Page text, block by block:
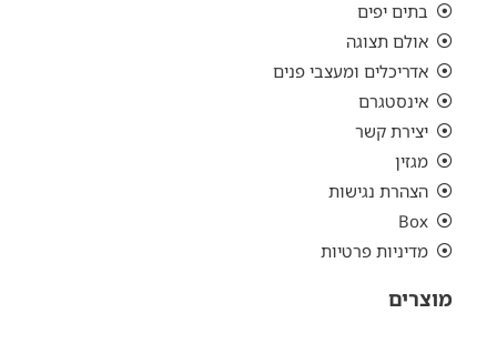
בתים יפים
אולם תצוגה
אדריכלים ומעצבי פנים
אינסטגרם
יצירת קשר
מגזין
הצהרת נגישות
Box
מדיניות פרטיות
מוצרים